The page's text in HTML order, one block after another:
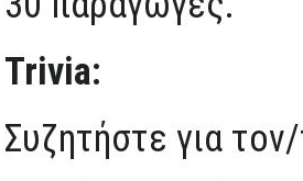
Trivia:
Συζητήστε για